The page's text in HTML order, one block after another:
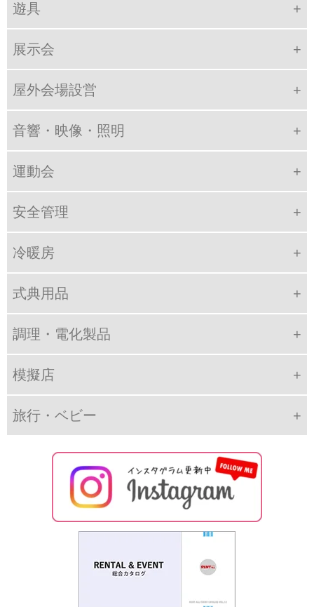
遊具
展示会
屋外会場設営
音響・映像・照明
運動会
安全管理
冷暖房
式典用品
調理・電化製品
模擬店
旅行・ベビー